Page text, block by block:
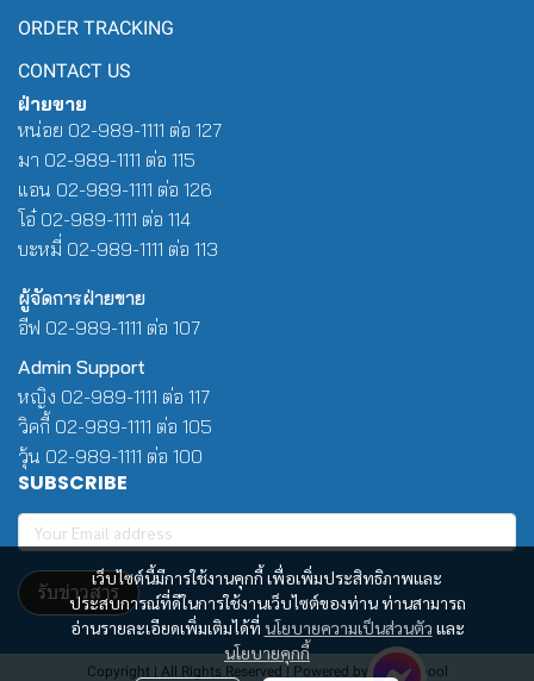
เว็บไซต์นี้มีการใช้งานคุกกี้ เพื่อเพิ่มประสิทธิภาพและ
ประสบการณ์ที่ดีในการใช้งานเว็บไซต์ของท่าน ท่านสามารถ
อ่านรายละเอียดเพิ่มเติมได้ที่ นโยบายความเป็นส่วนตัว และ
นโยบายคุกกี้
ORDER TRACKING
CONTACT US
ฝ่ายขาย
หน่อย 02-989-1111 ต่อ 127
มา 02-989-1111 ต่อ 115
แอน 02-989-1111 ต่อ 126
โอ๋ 02-989-1111 ต่อ 114
บะหมี่ 02-989-1111 ต่อ 113
ผู้จัดการฝ่ายขาย
อีฟ 02-989-1111 ต่อ 107
Admin Support
หญิง 02-989-1111 ต่อ 117
วิคกี้ 02-989-1111 ต่อ 105
วุ้น 02-989-1111 ต่อ 100
SUBSCRIBE
รับข่าวสาร
Copyright | All Rights Reserved | Powered by Winwinpool